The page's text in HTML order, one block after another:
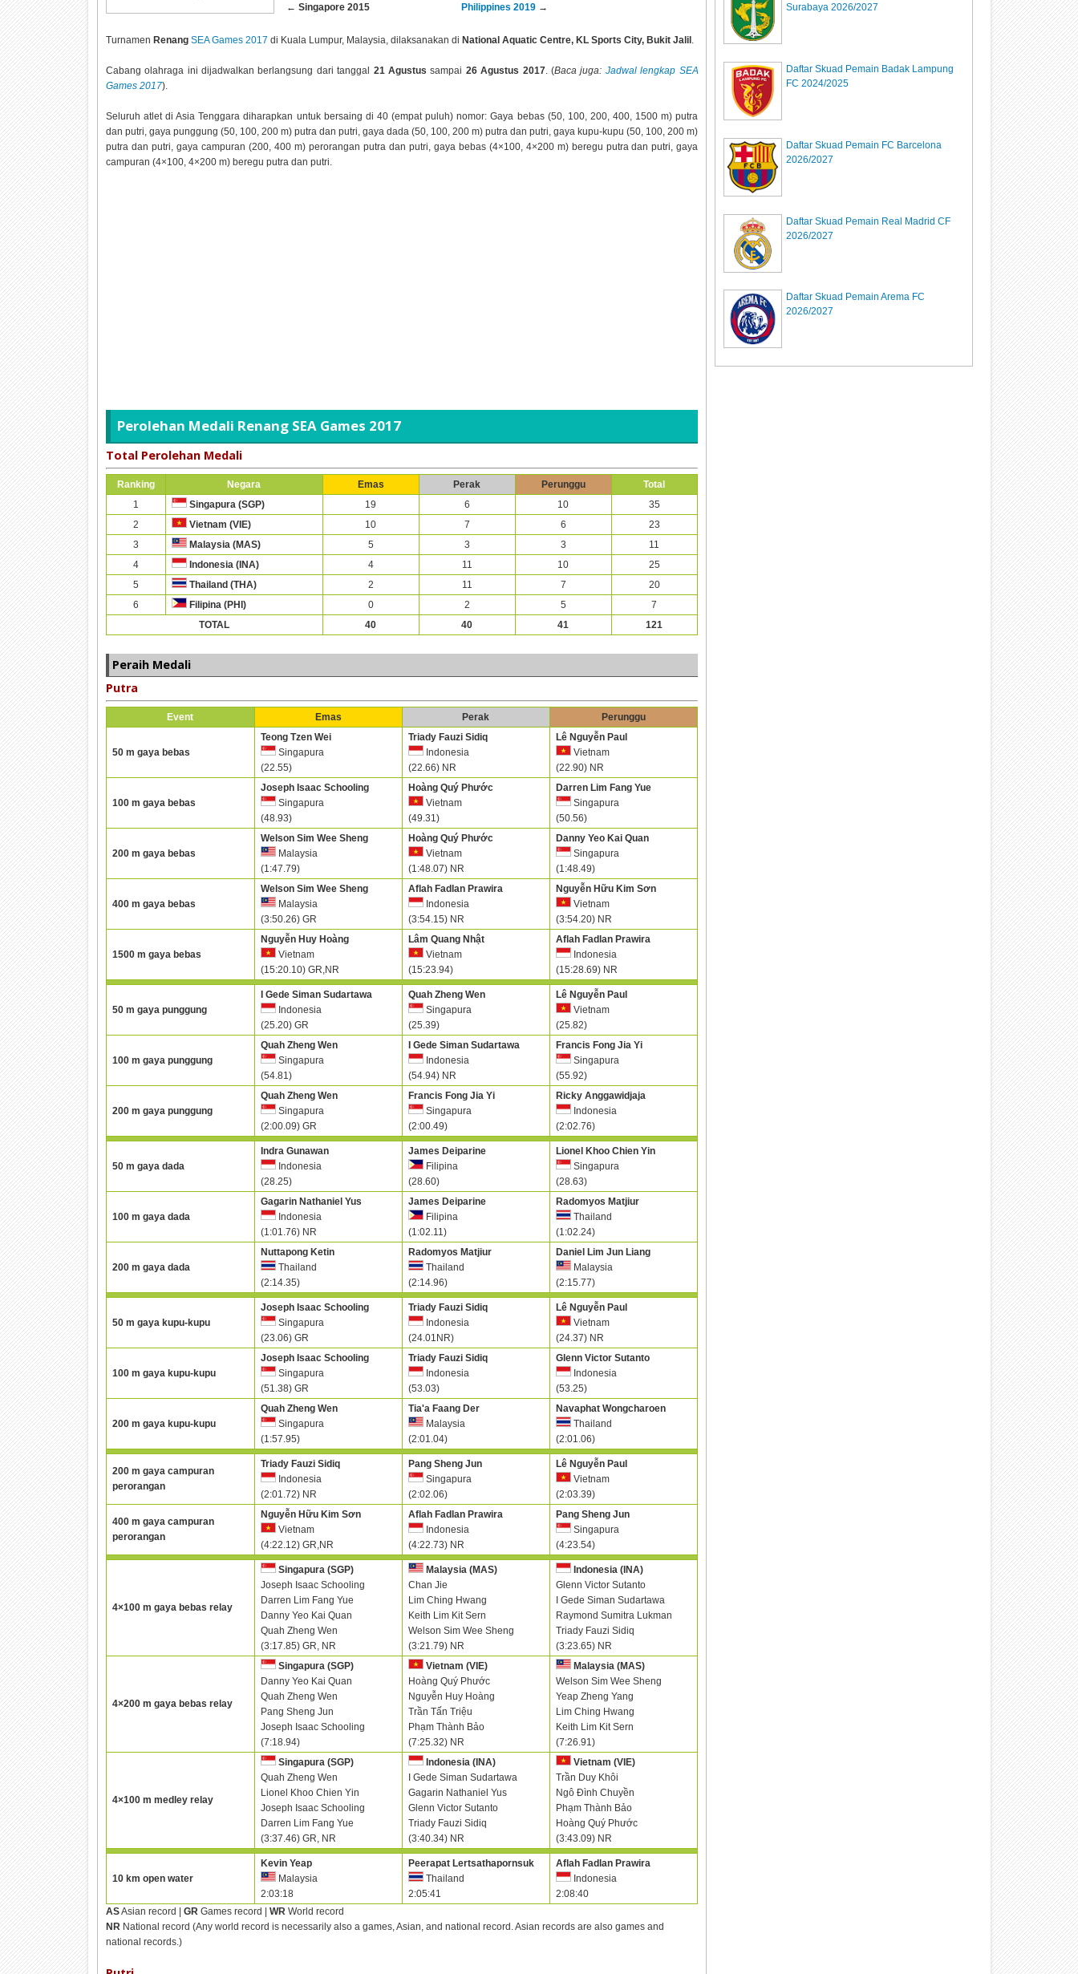
← Singapore 2015
Philippines 2019→
Turnamen Renang SEA Games 2017 di Kuala Lumpur, Malaysia, dilaksanakan di National Aquatic Centre, KL Sports City, Bukit Jalil.
Cabang olahraga ini dijadwalkan berlangsung dari tanggal 21 Agustus sampai 26 Agustus 2017. (Baca juga: Jadwal lengkap SEA
Games 2017).
Seluruh atlet di Asia Tenggara diharapkan untuk bersaing di 40 (empat puluh) nomor: Gaya bebas (50, 100, 200, 400, 1500 m) putra
dan putri, gaya punggung (50, 100, 200 m) putra dan putri, gaya dada (50, 100, 200 m) putra dan putri, gaya kupu-kupu (50, 100, 200 m)
putra dan putri, gaya campuran (200, 400 m) perorangan putra dan putri, gaya bebas (4×100, 4×200 m) beregu putra dan putri, gaya
campuran (4×100, 4×200 m) beregu putra dan putri.
Perolehan Medali Renang SEA Games 2017
Total Perolehan Medali
Ranking Negara Emas Perak Perunggu
Total
1
Singapura (SGP) 19 6 10
35
2
Vietnam (VIE) 10 7 6
23
3
Malaysia (MAS) 5 3 3
11
4
Indonesia (INA) 4 11 10
25
5
Thailand (THA) 2 11 7
20
6
Filipina (PHI) 0 2 5
7
TOTAL
40 40 41 121
Peraih Medali
Putra
Event Emas Perak Perunggu
50 m gaya bebas
Teong Tzen Wei
Singapura
(22.55)
Triady Fauzi Sidiq
Indonesia
(22.66) NR
Lê Nguyễn Paul
Vietnam
(22.90) NR
100 m gaya bebas
Joseph Isaac Schooling
Singapura
(48.93)
Hoàng Quý Phước
Vietnam
(49.31)
Darren Lim Fang Yue
Singapura
(50.56)
200 m gaya bebas
Welson Sim Wee Sheng
Malaysia
(1:47.79)
Hoàng Quý Phước
Vietnam
(1:48.07) NR
Danny Yeo Kai Quan
Singapura
(1:48.49)
400 m gaya bebas
Welson Sim Wee Sheng
Malaysia
(3:50.26) GR
Aflah Fadlan Prawira
Indonesia
(3:54.15) NR
Nguyễn Hữu Kim Sơn
Vietnam
(3:54.20) NR
1500 m gaya bebas
Nguyễn Huy Hoàng
Vietnam
(15:20.10) GR,NR
Lâm Quang Nhật
Vietnam
(15:23.94)
Aflah Fadlan Prawira
Indonesia
(15:28.69) NR
50 m gaya punggung
I Gede Siman Sudartawa
Indonesia
(25.20) GR
Quah Zheng Wen
Singapura
(25.39)
Lê Nguyễn Paul
Vietnam
(25.82)
100 m gaya punggung
Quah Zheng Wen
Singapura
(54.81)
I Gede Siman Sudartawa
Indonesia
(54.94) NR
Francis Fong Jia Yi
Singapura
(55.92)
200 m gaya punggung
Quah Zheng Wen
Singapura
(2:00.09) GR
Francis Fong Jia Yi
Singapura
(2:00.49)
Ricky Anggawidjaja
Indonesia
(2:02.76)
50 m gaya dada
Indra Gunawan
Indonesia
(28.25)
James Deiparine
Filipina
(28.60)
Lionel Khoo Chien Yin
Singapura
(28.63)
100 m gaya dada
Gagarin Nathaniel Yus
Indonesia
(1:01.76) NR
James Deiparine
Filipina
(1:02.11)
Radomyos Matjiur
Thailand
(1:02.24)
200 m gaya dada
Nuttapong Ketin
Thailand
(2:14.35)
Radomyos Matjiur
Thailand
(2:14.96)
Daniel Lim Jun Liang
Malaysia
(2:15.77)
50 m gaya kupu-kupu
Joseph Isaac Schooling
Singapura
(23.06) GR
Triady Fauzi Sidiq
Indonesia
(24.01NR)
Lê Nguyễn Paul
Vietnam
(24.37) NR
100 m gaya kupu-kupu
Joseph Isaac Schooling
Singapura
(51.38) GR
Triady Fauzi Sidiq
Indonesia
(53.03)
Glenn Victor Sutanto
Indonesia
(53.25)
200 m gaya kupu-kupu
Quah Zheng Wen
Singapura
(1:57.95)
Tia'a Faang Der
Malaysia
(2:01.04)
Navaphat Wongcharoen
Thailand
(2:01.06)
200 m gaya campuran
perorangan
Triady Fauzi Sidiq
Indonesia
(2:01.72) NR
Pang Sheng Jun
Singapura
(2:02.06)
Lê Nguyễn Paul
Vietnam
(2:03.39)
400 m gaya campuran
perorangan
Nguyễn Hữu Kim Sơn
Vietnam
(4:22.12) GR,NR
Aflah Fadlan Prawira
Indonesia
(4:22.73) NR
Pang Sheng Jun
Singapura
(4:23.54)
4×100 m gaya bebas relay
Singapura (SGP)
Joseph Isaac Schooling
Darren Lim Fang Yue
Danny Yeo Kai Quan
Quah Zheng Wen
(3:17.85) GR, NR
Malaysia (MAS)
Chan Jie
Lim Ching Hwang
Keith Lim Kit Sern
Welson Sim Wee Sheng
(3:21.79) NR
Indonesia (INA)
Glenn Victor Sutanto
I Gede Siman Sudartawa
Raymond Sumitra Lukman
Triady Fauzi Sidiq
(3:23.65) NR
4×200 m gaya bebas relay
Singapura (SGP)
Danny Yeo Kai Quan
Quah Zheng Wen
Pang Sheng Jun
Joseph Isaac Schooling
(7:18.94)
Vietnam (VIE)
Hoàng Quý Phước
Nguyễn Huy Hoàng
Trần Tấn Triệu
Phạm Thành Bảo
(7:25.32) NR
Malaysia (MAS)
Welson Sim Wee Sheng
Yeap Zheng Yang
Lim Ching Hwang
Keith Lim Kit Sern
(7:26.91)
4×100 m medley relay
Singapura (SGP)
Quah Zheng Wen
Lionel Khoo Chien Yin
Joseph Isaac Schooling
Darren Lim Fang Yue
(3:37.46) GR, NR
Indonesia (INA)
I Gede Siman Sudartawa
Gagarin Nathaniel Yus
Glenn Victor Sutanto
Triady Fauzi Sidiq
(3:40.34) NR
Vietnam (VIE)
Trần Duy Khôi
Ngô Đình Chuyền
Phạm Thành Bảo
Hoàng Quý Phước
(3:43.09) NR
10 km open water
Kevin Yeap
Malaysia
2:03:18
Peerapat Lertsathapornsuk
Thailand
2:05:41
Aflah Fadlan Prawira
Indonesia
2:08:40
ASAsian record | GRGames record | WRWorld record
NRNational record (Any world record is necessarily also a games, Asian, and national record. Asian records are also games and
national records.)
Surabaya 2026/2027
Daftar Skuad Pemain Badak Lampung
FC 2024/2025
Daftar Skuad Pemain FC Barcelona
2026/2027
Daftar Skuad Pemain Real Madrid CF
2026/2027
Daftar Skuad Pemain Arema FC
2026/2027